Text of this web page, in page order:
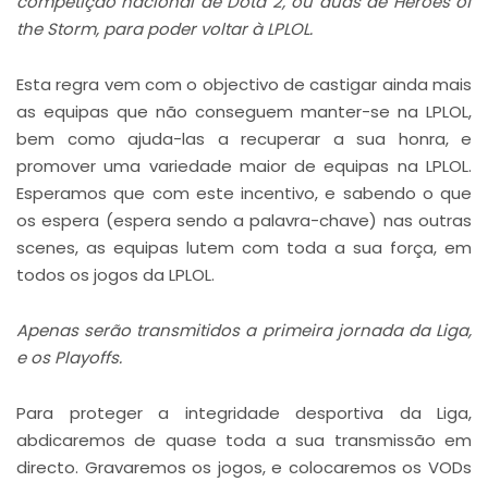
the Storm, para poder voltar à LPLOL.
Esta regra vem com o objectivo de castigar ainda mais
as equipas que não conseguem manter-se na LPLOL,
bem como ajuda-las a recuperar a sua honra, e
promover uma variedade maior de equipas na LPLOL.
Esperamos que com este incentivo, e sabendo o que
os espera (espera sendo a palavra-chave) nas outras
scenes, as equipas lutem com toda a sua força, em
todos os jogos da LPLOL.
Apenas serão transmitidos a primeira jornada da Liga,
e os Playoffs.
Para proteger a integridade desportiva da Liga,
abdicaremos de quase toda a sua transmissão em
directo. Gravaremos os jogos, e colocaremos os VODs